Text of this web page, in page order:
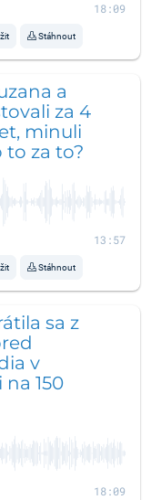
18:09
Stáhnout
a
za 4
minuli
to za to?
13:57
Stáhnout
sa z
v
150
18:09